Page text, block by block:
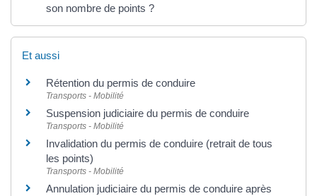
son nombre de points ?
Et aussi
Rétention du permis de conduire
Transports - Mobilité
Suspension judiciaire du permis de conduire
Transports - Mobilité
Invalidation du permis de conduire (retrait de tous
les points)
Transports - Mobilité
Annulation judiciaire du permis de conduire après